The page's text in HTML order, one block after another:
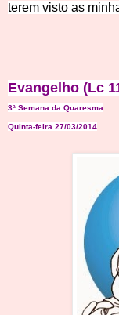
terem visto as
Evangelho (Lc
3ª Semana da Quaresma
Quinta-feira 27/03/2014